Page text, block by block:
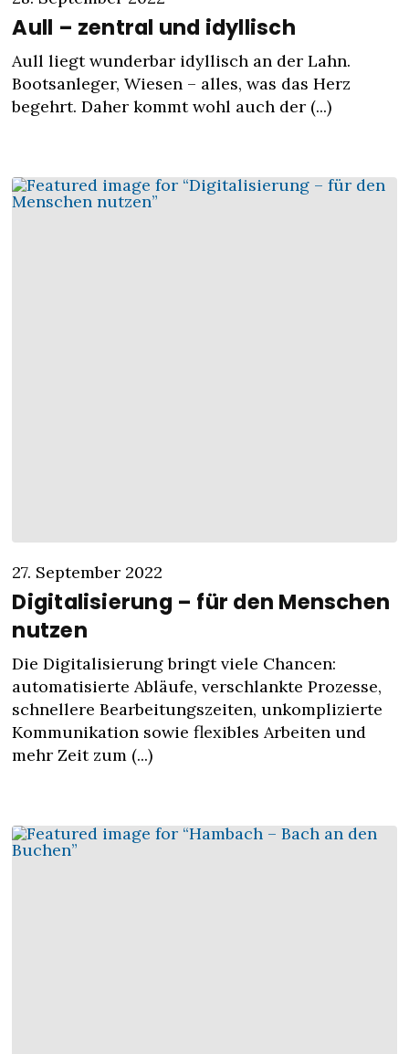
Aull – zentral und idyllisch
Aull liegt wunderbar idyllisch an der Lahn.
Bootsanleger, Wiesen – alles, was das Herz
begehrt. Daher kommt wohl auch der (...)
27. September 2022
Digitalisierung – für den Menschen
nutzen
Die Digitalisierung bringt viele Chancen:
automatisierte Abläufe, verschlankte Prozesse,
schnellere Bearbeitungszeiten, unkomplizierte
Kommunikation sowie flexibles Arbeiten und
mehr Zeit zum (...)